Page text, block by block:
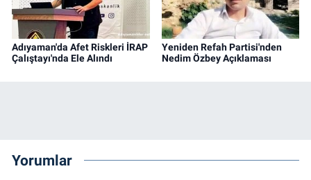
Adıyaman'da Afet Riskleri İRAP
Çalıştayı'nda Ele Alındı
Yeniden Refah Partisi'nden
Nedim Özbey Açıklaması
Yorumlar